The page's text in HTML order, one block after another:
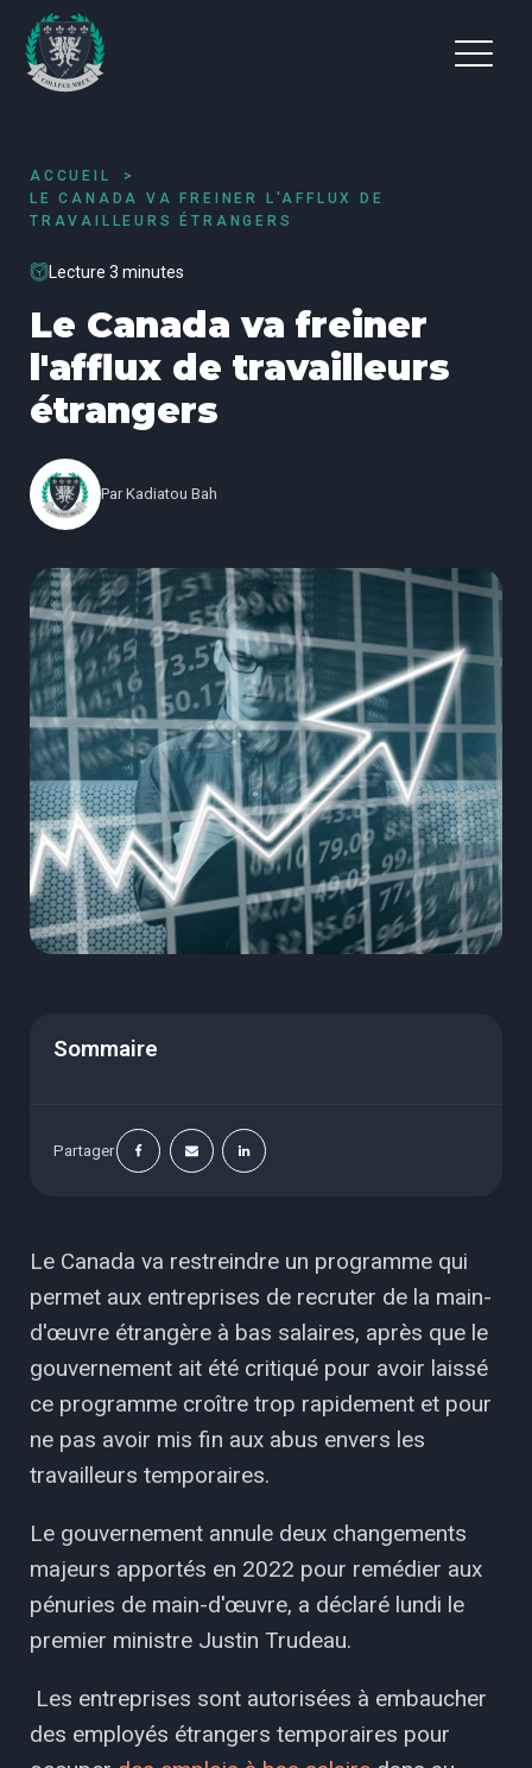
ACCUEIL
LE CANADA VA FREINER L'AFFLUX DE
TRAVAILLEURS ÉTRANGERS
Lecture 3 minutes
Le Canada va freiner
l'afflux de travailleurs
étrangers
Par Kadiatou Bah
Sommaire
Partager
Le Canada va restreindre un programme qui
permet aux entreprises de recruter de la main-
d'œuvre étrangère à bas salaires, après que le
gouvernement ait été critiqué pour avoir laissé
ce programme croître trop rapidement et pour
ne pas avoir mis fin aux abus envers les
travailleurs temporaires.
Le gouvernement annule deux changements
majeurs apportés en 2022 pour remédier aux
pénuries de main-d'œuvre, a déclaré lundi le
premier ministre Justin Trudeau.
Les entreprises sont autorisées à embaucher
des employés étrangers temporaires pour